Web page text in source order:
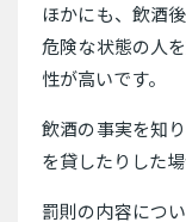
ほかにも、飲酒
危険な状態の人
性が高いです。
飲酒の事実を知
を貸したりした
罰則の内容につ